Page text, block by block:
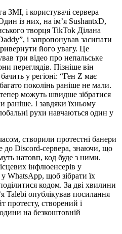
ЗМІ, і користувачі сервера
із них, на ім’я SushantxD,
творця TikTok Ділана
і запропонував засипати
його увагу. Це
три відео про непальське
переглядів. Пізніше він
у регіоні: “Ген Z має
поколінь раніше не мали.
можуть швидше зібратися
раніше. І завдяки їхньому
рухи навчаються один у
створили протестні банери
до Discord-сервера, знаючи, що
натовп, код буде з ними.
інфлюенсерів у
WhatsApp, щоб зібрати їх
кодом. За дві хвилини
Talebi опублікував посилання
протесту, створений і
на безкоштовній